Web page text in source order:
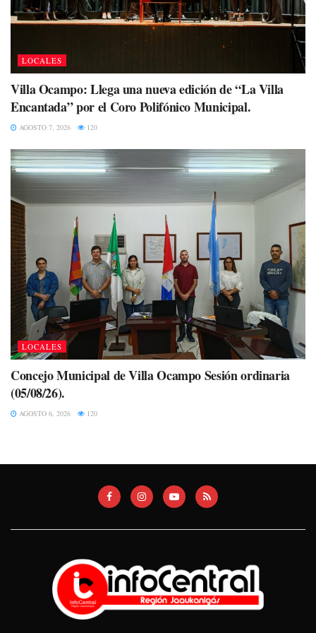
LOCALES
Villa Ocampo: Llega una nueva edición de “La Villa
Encantada” por el Coro Polifónico Municipal.
AGOSTO 7, 2026 120
LOCALES
Concejo Municipal de Villa Ocampo Sesión ordinaria
(05/08/26).
AGOSTO 6, 2026 120